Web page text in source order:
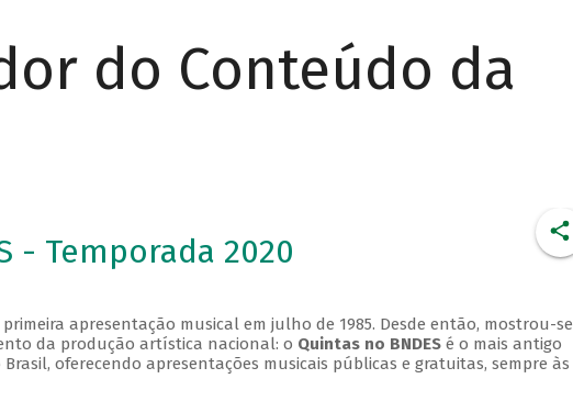
do Conteúdo da
- Temporada 2020
primeira apresentação musical em julho de 1985. Desde então, mostrou-se
da produção artística nacional: o Quintas no BNDESé o mais antigo
oferecendo apresentações musicais públicas e gratuitas, sempre às